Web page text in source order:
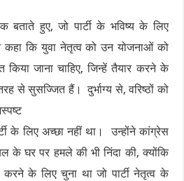
बताते हुए, जो पार्टी के भविष्य के लिए
कहा कि युवा नेतृत्व को उन योजनाओं को
किया जाना चाहिए, जिन्हें तैयार करने के
से सुसज्जित हैं। दुर्भाग्य से, वरिष्ठों को
के लिए अच्छा नहीं था। उन्होंने कांग्रेस
के घर पर हमले की भी निंदा की, क्योंकि
करने के लिए चुना था जो पार्टी नेतृत्व के